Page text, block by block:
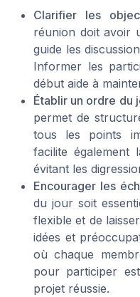
Clarifier les
réunion doit avoir
guide les
Informer les
début aide à
Établir un ordre du
permet de
tous les points
facilite également
évitant les
Encourager les
du jour soit
flexible et de
idées et
où chaque
pour participer
projet réussie.